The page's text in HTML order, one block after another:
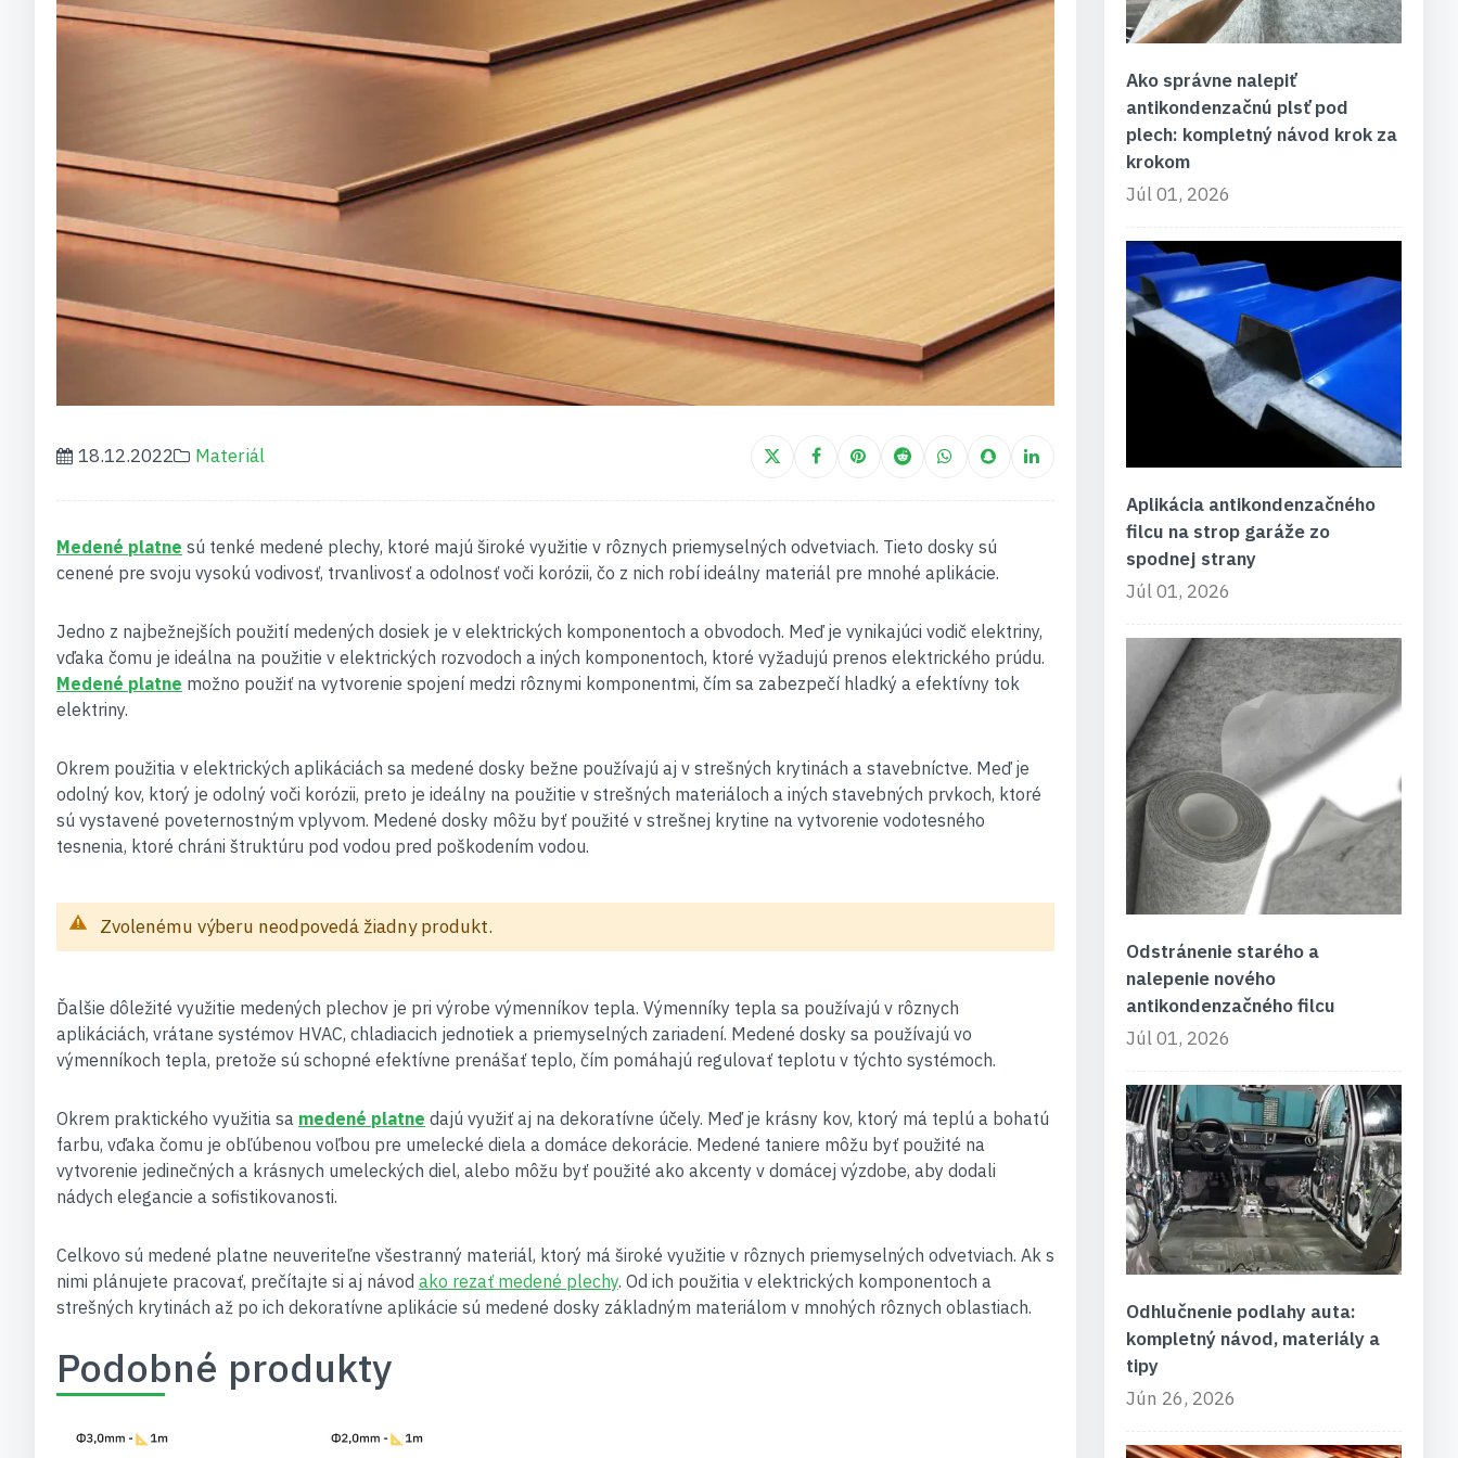
18.12.2022 Materiál
Medené platne sú tenké medené plechy, ktoré majú široké využitie v rôznych priemyselných odvetviach. Tieto dosky sú
cenené pre svoju vysokú vodivosť, trvanlivosť a odolnosť voči korózii, čo z nich robí ideálny materiál pre mnohé aplikácie.
Jedno z najbežnejších použití medených dosiek je v elektrických komponentoch a obvodoch. Meď je vynikajúci vodič elektriny,
vďaka čomu je ideálna na použitie v elektrických rozvodoch a iných komponentoch, ktoré vyžadujú prenos elektrického prúdu.
Medené platne možno použiť na vytvorenie spojení medzi rôznymi komponentmi, čím sa zabezpečí hladký a efektívny tok
elektriny.
Okrem použitia v elektrických aplikáciách sa medené dosky bežne používajú aj v strešných krytinách a stavebníctve. Meď je
odolný kov, ktorý je odolný voči korózii, preto je ideálny na použitie v strešných materiáloch a iných stavebných prvkoch, ktoré
sú vystavené poveternostným vplyvom. Medené dosky môžu byť použité v strešnej krytine na vytvorenie vodotesného
tesnenia, ktoré chráni štruktúru pod vodou pred poškodením vodou.
Zvolenému výberu neodpovedá žiadny produkt.
Ďalšie dôležité využitie medených plechov je pri výrobe výmenníkov tepla. Výmenníky tepla sa používajú v rôznych
aplikáciách, vrátane systémov HVAC, chladiacich jednotiek a priemyselných zariadení. Medené dosky sa používajú vo
výmenníkoch tepla, pretože sú schopné efektívne prenášať teplo, čím pomáhajú regulovať teplotu v týchto systémoch.
Okrem praktického využitia sa medené platne dajú využiť aj na dekoratívne účely. Meď je krásny kov, ktorý má teplú a bohatú
farbu, vďaka čomu je obľúbenou voľbou pre umelecké diela a domáce dekorácie. Medené taniere môžu byť použité na
vytvorenie jedinečných a krásnych umeleckých diel, alebo môžu byť použité ako akcenty v domácej výzdobe, aby dodali
nádych elegancie a sofistikovanosti.
Celkovo sú medené platne neuveriteľne všestranný materiál, ktorý má široké využitie v rôznych priemyselných odvetviach. Ak s
nimi plánujete pracovať, prečítajte si aj návod ako rezať medené plechy. Od ich použitia v elektrických komponentoch a
strešných krytinách až po ich dekoratívne aplikácie sú medené dosky základným materiálom v mnohých rôznych oblastiach.
Podobné produkty
Ako správne nalepiť
antikondenzačnú plsť pod
plech: kompletný návod krok za
krokom
Júl 01, 2026
Aplikácia antikondenzačného
filcu na strop garáže zo
spodnej strany
Júl 01, 2026
Odstránenie starého a
nalepenie nového
antikondenzačného filcu
Júl 01, 2026
Odhlučnenie podlahy auta:
kompletný návod, materiály a
tipy
Jún 26, 2026